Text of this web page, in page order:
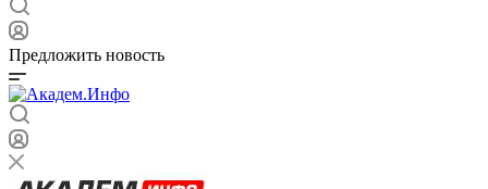
Предложить новость